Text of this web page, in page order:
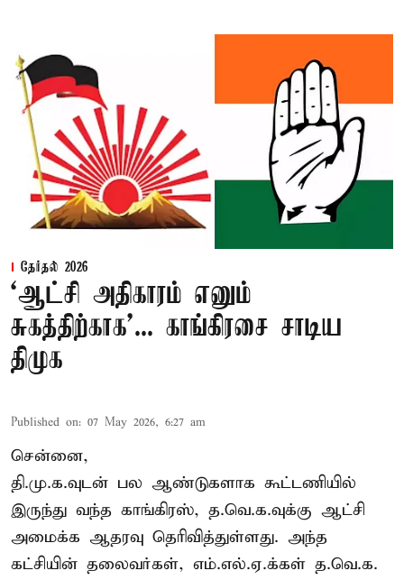
தேர்தல் 2026
‘ஆட்சி அதிகாரம் எனும்
சுகத்திற்காக’... காங்கிரசை சாடிய
திமுக
Published on: 07 May 2026, 6:27 am
சென்னை,
தி.மு.க.வுடன் பல ஆண்டுகளாக கூட்டணியில்
இருந்து வந்த காங்கிரஸ், த.வெ.க.வுக்கு ஆட்சி
அமைக்க ஆதரவு தெரிவித்துள்ளது. அந்த
கட்சியின் தலைவர்கள், எம்.எல்.ஏ.க்கள் த.வெ.க.